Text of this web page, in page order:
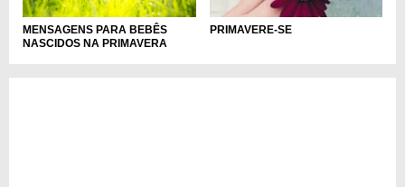
MENSAGENS PARA BEBÊS
NASCIDOS NA PRIMAVERA
PRIMAVERE-SE